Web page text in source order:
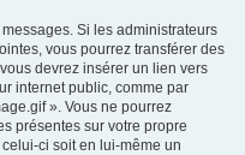
Si les administrateurs
vous pourrez transférer des
devrez insérer un lien vers
internet public, comme par
». Vous ne pourrez
présentes sur votre propre
ci soit en lui-même un